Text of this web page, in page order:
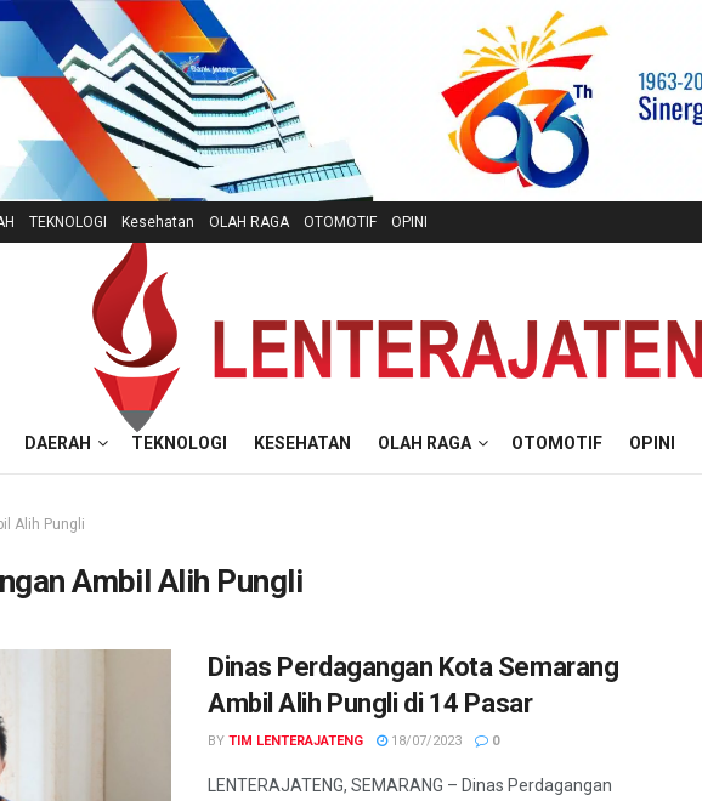
TEKNOLOGI Kesehatan OLAH RAGA OTOMOTIF OPINI
DAERAH TEKNOLOGI KESEHATAN OLAH RAGA OTOMOTIF OPINI
Alih Pungli
Ambil Alih Pungli
Dinas Perdagangan Kota Semarang
Ambil Alih Pungli di 14 Pasar
BY TIM LENTERAJATENG 18/07/2023 0
LENTERAJATENG, SEMARANG – Dinas Perdagangan